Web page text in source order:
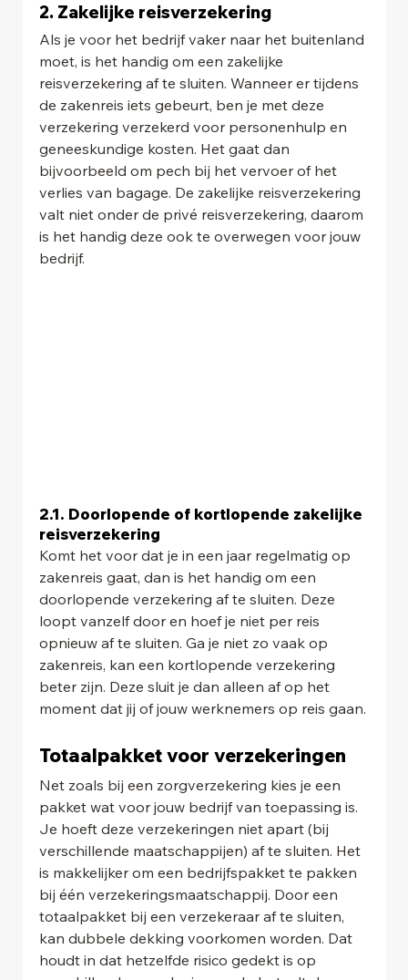
2. Zakelijke reisverzekering
Als je voor het bedrijf vaker naar het buitenland
moet, is het handig om een zakelijke
reisverzekering af te sluiten. Wanneer er tijdens
de zakenreis iets gebeurt, ben je met deze
verzekering verzekerd voor personenhulp en
geneeskundige kosten. Het gaat dan
bijvoorbeeld om pech bij het vervoer of het
verlies van bagage. De zakelijke reisverzekering
valt niet onder de privé reisverzekering, daarom
is het handig deze ook te overwegen voor jouw
bedrijf.
2.1. Doorlopende of kortlopende zakelijke
reisverzekering
Komt het voor dat je in een jaar regelmatig op
zakenreis gaat, dan is het handig om een
doorlopende verzekering af te sluiten. Deze
loopt vanzelf door en hoef je niet per reis
opnieuw af te sluiten. Ga je niet zo vaak op
zakenreis, kan een kortlopende verzekering
beter zijn. Deze sluit je dan alleen af op het
moment dat jij of jouw werknemers op reis gaan.
Totaalpakket voor verzekeringen
Net zoals bij een zorgverzekering kies je een
pakket wat voor jouw bedrijf van toepassing is.
Je hoeft deze verzekeringen niet apart (bij
verschillende maatschappijen) af te sluiten. Het
is makkelijker om een bedrijfspakket te pakken
bij één verzekeringsmaatschappij. Door een
totaalpakket bij een verzekeraar af te sluiten,
kan dubbele dekking voorkomen worden. Dat
houdt in dat hetzelfde risico gedekt is op